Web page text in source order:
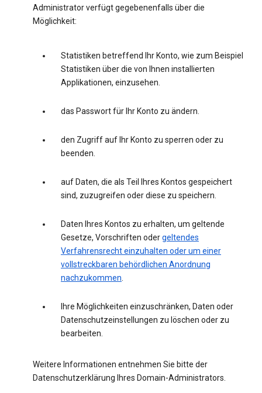
Administrator verfügt gegebenenfalls über die
Möglichkeit:
Statistiken betreffend Ihr Konto, wie zum Beispiel
Statistiken über die von Ihnen installierten
Applikationen, einzusehen.
das Passwort für Ihr Konto zu ändern.
den Zugriff auf Ihr Konto zu sperren oder zu
beenden.
auf Daten, die als Teil Ihres Kontos gespeichert
sind, zuzugreifen oder diese zu speichern.
Daten Ihres Kontos zu erhalten, um geltende
Gesetze, Vorschriften odergeltendes
Verfahrensrecht einzuhalten oder um einer
vollstreckbaren behördlichen Anordnung
nachzukommen.
Ihre Möglichkeiten einzuschränken, Daten oder
Datenschutzeinstellungen zu löschen oder zu
bearbeiten.
Weitere Informationen entnehmen Sie bitte der
Datenschutzerklärung Ihres Domain-Administrators.